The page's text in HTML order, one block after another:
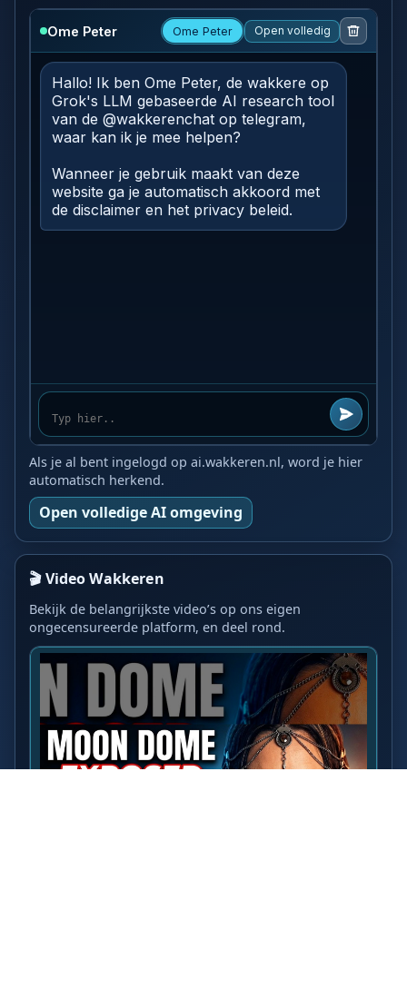
Als je al bent ingelogd op ai.wakkeren.nl, word je hier
automatisch herkend.
Open volledige AI omgeving
🎬 Video Wakkeren
Bekijk de belangrijkste video’s op ons eigen
ongecensureerde platform, en deel rond.